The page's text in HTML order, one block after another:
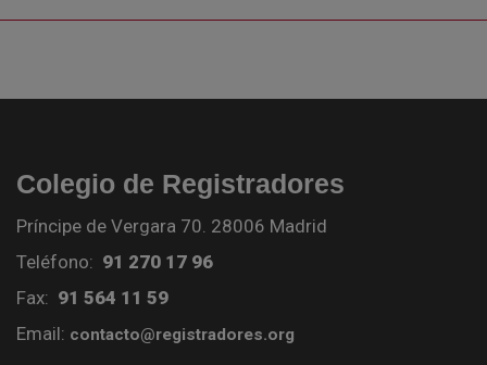
Colegio de Registradores
Príncipe de Vergara 70. 28006 Madrid
Teléfono: 91 270 17 96
Fax: 91 564 11 59
Email: contacto@registradores.org